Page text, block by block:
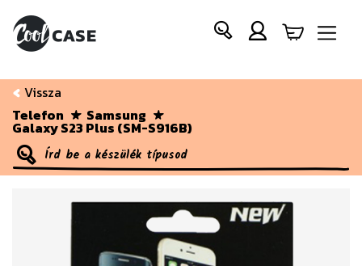
Vissza
Telefon
Samsung
Galaxy S23 Plus (SM-S916B)